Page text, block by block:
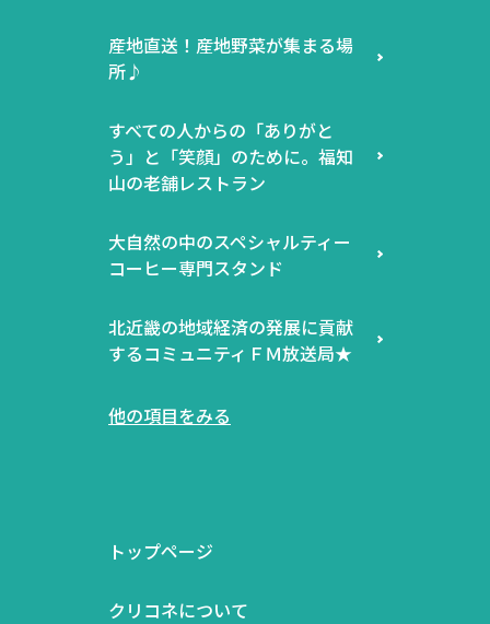
産地直送！産地野菜が集まる場
所♪
すべての人からの「ありがと
う」と「笑顔」のために。福知
山の老舗レストラン
大自然の中のスペシャルティー
コーヒー専門スタンド
北近畿の地域経済の発展に貢献
するコミュニティＦＭ放送局★
他の項目をみる
トップページ
クリコネについて